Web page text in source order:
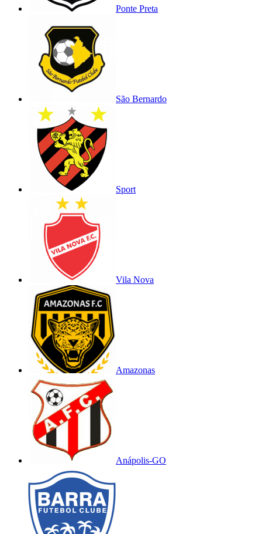
Ponte Preta
São Bernardo
Sport
Vila Nova
Amazonas
Anápolis-GO